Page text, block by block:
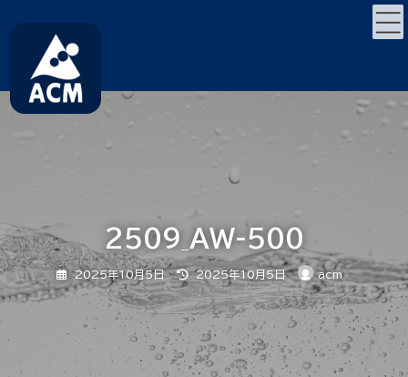
キ
ゲ
に
移
2509_AW-500
2025年10月5日
最
終
更
新
日
時
2025年10月5日 acm